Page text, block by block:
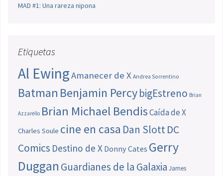
MAD #1: Una rareza nipona
Etiquetas
Al EwingAmanecer de X Andrea Sorrentino
Batman Benjamin PercybigEstreno Brian
Azzarello Brian Michael BendisCaída de X
Charles Soule cine en casa Dan SlottDC
Comics Destino de X Donny Cates Gerry
Duggan Guardianes de la Galaxia James